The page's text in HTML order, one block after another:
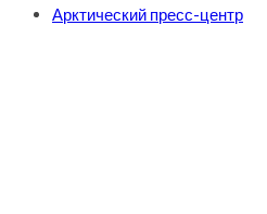
Арктический пресс-центр